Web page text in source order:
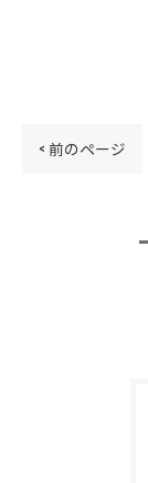
< 前のページ